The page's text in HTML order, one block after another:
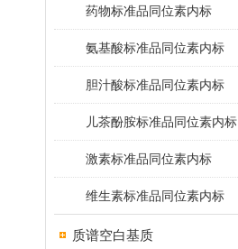
药物标准品同位素内标
氨基酸标准品同位素内标
胆汁酸标准品同位素内标
儿茶酚胺标准品同位素内标
激素标准品同位素内标
维生素标准品同位素内标
质谱空白基质